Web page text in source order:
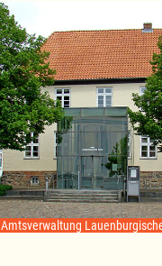
Amtsverwaltung